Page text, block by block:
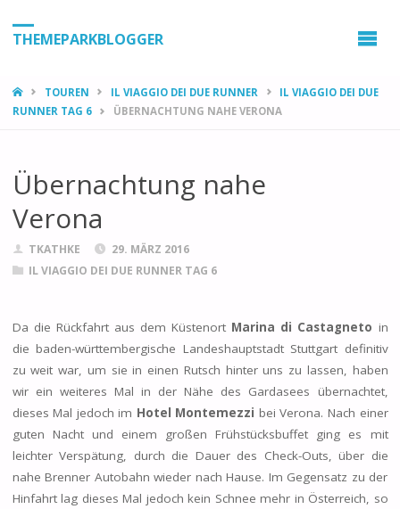
THEMEPARKBLOGGER
HOMETOUREN IL VIAGGIO DEI DUE RUNNER
IL VIAGGIO DEI DUE
RUNNER TAG 6
ÜBERNACHTUNG NAHE VERONA
Übernachtung nahe
Verona
TKATHKE
29. MÄRZ 2016
IL VIAGGIO DEI DUE RUNNER TAG 6
Da die Rückfahrt aus dem Küstenort Marina di Castagneto in
die baden-württembergische Landeshauptstadt Stuttgart definitiv
zu weit war, um sie in einen Rutsch hinter uns zu lassen, haben
wir ein weiteres Mal in der Nähe des Gardasees übernachtet,
dieses Mal jedoch im Hotel Montemezzi bei Verona. Nach einer
guten Nacht und einem großen Frühstücksbuffet ging es mit
leichter Verspätung, durch die Dauer des Check-Outs, über die
nahe Brenner Autobahn wieder nach Hause. Im Gegensatz zu der
Hinfahrt lag dieses Mal jedoch kein Schnee mehr in Österreich, so